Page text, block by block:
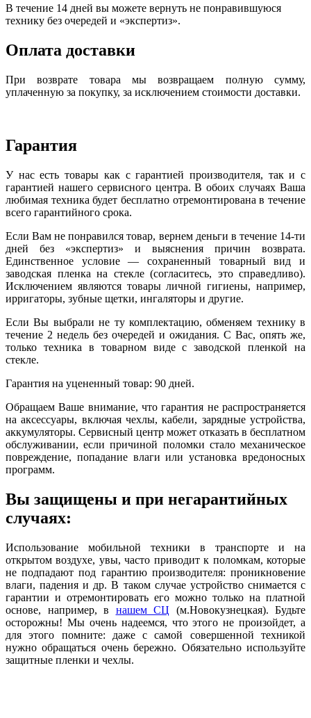
В течение 14 дней вы можете вернуть не понравившуюся
технику без очередей и «экспертиз».
Оплата доставки
При возврате товара мы возвращаем полную сумму,
уплаченную за покупку, за исключением стоимости доставки.
Гарантия
У нас есть товары как с гарантией производителя, так и с
гарантией нашего сервисного центра. В обоих случаях Ваша
любимая техника будет бесплатно отремонтирована в течение
всего гарантийного срока.
Если Вам не понравился товар, вернем деньги в течение 14-ти
дней без «экспертиз» и выяснения причин возврата.
Единственное условие — сохраненный товарный вид и
заводская пленка на стекле (согласитесь, это справедливо).
Исключением являются товары личной гигиены, например,
ирригаторы, зубные щетки, ингаляторы и другие.
Если Вы выбрали не ту комплектацию, обменяем технику в
течение 2 недель без очередей и ожидания. С Вас, опять же,
только техника в товарном виде с заводской пленкой на
стекле.
Гарантия на уцененный товар: 90 дней.
Обращаем Ваше внимание, что гарантия не распространяется
на аксессуары, включая чехлы, кабели, зарядные устройства,
аккумуляторы. Сервисный центр может отказать в бесплатном
обслуживании, если причиной поломки стало механическое
повреждение, попадание влаги или установка вредоносных
программ.
Вы защищены и при негарантийных
случаях:
Использование мобильной техники в транспорте и на
открытом воздухе, увы, часто приводит к поломкам, которые
не подпадают под гарантию производителя: проникновение
влаги, падения и др. В таком случае устройство снимается с
гарантии и отремонтировать его можно только на платной
основе, например, в нашем СЦ (м.Новокузнецкая). Будьте
осторожны! Мы очень надеемся, что этого не произойдет, а
для этого помните: даже с самой совершенной техникой
нужно обращаться очень бережно. Обязательно используйте
защитные пленки и чехлы.